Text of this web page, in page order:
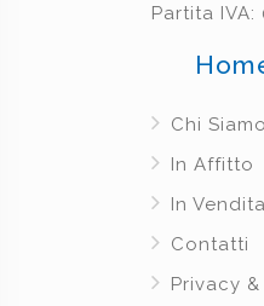
Partita IVA:
Chi Siamo
In Affitto
In Vendita
Contatti
Privacy